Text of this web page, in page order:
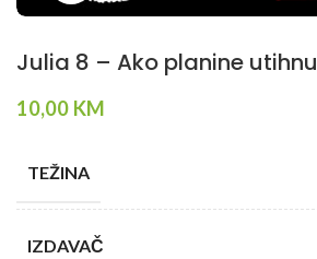
Julia 8 – Ako planine utihnu
10,00 KM
TEŽINA
IZDAVAČ